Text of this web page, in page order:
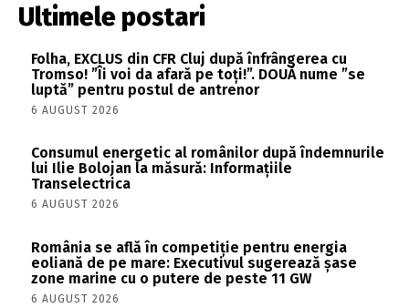
Ultimele postari
Folha, EXCLUS din CFR Cluj după înfrângerea cu
Tromso! ”Îi voi da afară pe toți!”. DOUĂ nume ”se
luptă” pentru postul de antrenor
6 AUGUST 2026
Consumul energetic al românilor după îndemnurile
lui Ilie Bolojan la măsură: Informațiile
Transelectrica
6 AUGUST 2026
România se află în competiție pentru energia
eoliană de pe mare: Executivul sugerează șase
zone marine cu o putere de peste 11 GW
6 AUGUST 2026